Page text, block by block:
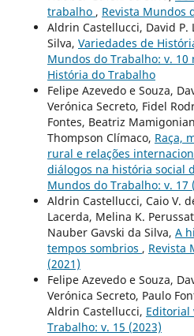
trabalho , Revista Mundos
Aldrin Castellucci, David P.
Silva, Variedades de
Mundos do Trabalho: v. 10
História do Trabalho
Felipe Azevedo e Souza,
Verónica Secreto, Fidel
Fontes, Beatriz
Thompson Clímaco, Raça,
rural e relações
diálogos na história social
Mundos do Trabalho: v. 17
Aldrin Castellucci, Caio V.
Lacerda, Melina K.
Nauber Gavski da Silva, A
tempos sombrios , Revista
(2021)
Felipe Azevedo e Souza,
Verónica Secreto, Paulo
Aldrin Castellucci, Editorial
Trabalho: v. 15 (2023)